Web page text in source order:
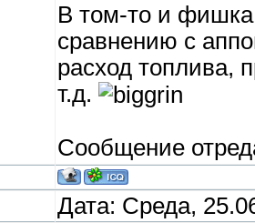
В том-то и
сравнению с
расход топлива,
т.д.
Сообщение
Дата: Среда,